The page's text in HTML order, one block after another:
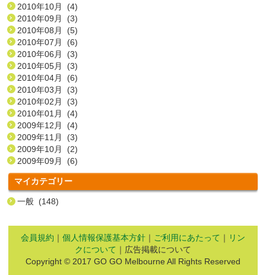
2010年10月 (4)
2010年09月 (3)
2010年08月 (5)
2010年07月 (6)
2010年06月 (3)
2010年05月 (3)
2010年04月 (6)
2010年03月 (3)
2010年02月 (3)
2010年01月 (4)
2009年12月 (4)
2009年11月 (3)
2009年10月 (2)
2009年09月 (6)
マイカテゴリー
一般 (148)
会員規約 ｜ 個人情報保護基本方針 ｜ ご利用にあたって ｜ リン
クについて ｜広告掲載について
Copyright © 2017 GO GO Melbourne All Rights Reserved